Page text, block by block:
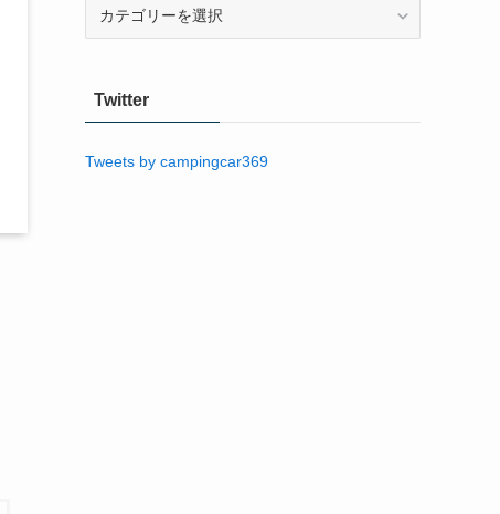
ン
グ
Twitter
Tweets by campingcar369